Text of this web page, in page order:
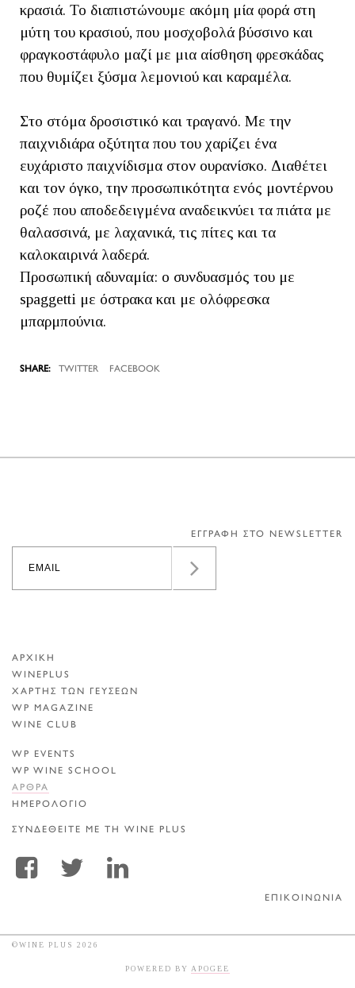
κρασιά. Το διαπιστώνουμε ακόμη μία φορά στη
μύτη του κρασιού, που μοσχοβολά βύσσινο και
φραγκοστάφυλο μαζί με μια αίσθηση φρεσκάδας
που θυμίζει ξύσμα λεμονιού και καραμέλα.
Στο στόμα δροσιστικό και τραγανό. Με την
παιχνιδιάρα οξύτητα που του χαρίζει ένα
ευχάριστο παιχνίδισμα στον ουρανίσκο. Διαθέτει
και τον όγκο, την προσωπικότητα ενός μοντέρνου
ροζέ που αποδεδειγμένα αναδεικνύει τα πιάτα με
θαλασσινά, με λαχανικά, τις πίτες και τα
καλοκαιρινά λαδερά.
Προσωπική αδυναμία: ο συνδυασμός του με
spaggetti με όστρακα και με ολόφρεσκα
μπαρμπούνια.
TWITTER FACEBOOK
ΕΓΓΡΑΦΗ ΣΤΟ NEWSLETTER
ΑΡΧΙΚΗ
WINEPLUS
ΧΑΡΤΗΣ ΤΩΝ ΓΕΥΣΕΩΝ
WP MAGAZINE
WINE CLUB
WP EVENTS
WP WINE SCHOOL
ΑΡΘΡΑ
ΗΜΕΡΟΛΟΓΙΟ
ΣΥΝΔΕΘΕΙΤΕ ΜΕ ΤΗ WINE PLUS
ΕΠΙΚΟΙΝΩΝΙΑ
©WINE PLUS 2026
POWERED BY APOGEE